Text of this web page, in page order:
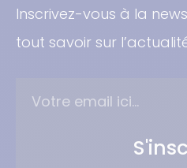
Inscrivez-vous à la
tout savoir sur